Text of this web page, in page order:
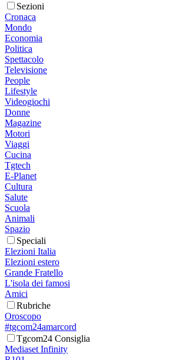
Sezioni
Cronaca
Mondo
Economia
Politica
Spettacolo
Televisione
People
Lifestyle
Videogiochi
Donne
Magazine
Motori
Viaggi
Cucina
Tgtech
E-Planet
Cultura
Salute
Scuola
Animali
Spazio
Speciali
Elezioni Italia
Elezioni estero
Grande Fratello
L'isola dei famosi
Amici
Rubriche
Oroscopo
#tgcom24amarcord
Tgcom24 Consiglia
Mediaset Infinity